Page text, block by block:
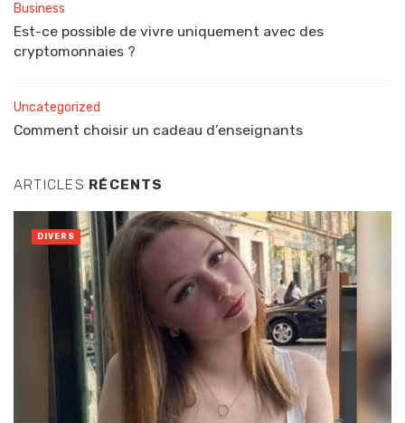
Business
Est-ce possible de vivre uniquement avec des
cryptomonnaies ?
Uncategorized
Comment choisir un cadeau d’enseignants
ARTICLES RÉCENTS
DIVERS